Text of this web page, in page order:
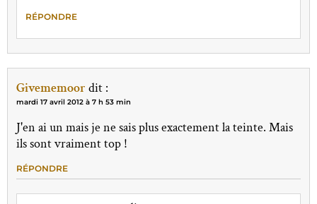
RÉPONDRE
Givememoor dit :
mardi 17 avril 2012 à 7 h 53 min
J'en ai un mais je ne sais plus exactement la teinte. Mais
ils sont vraiment top !
RÉPONDRE